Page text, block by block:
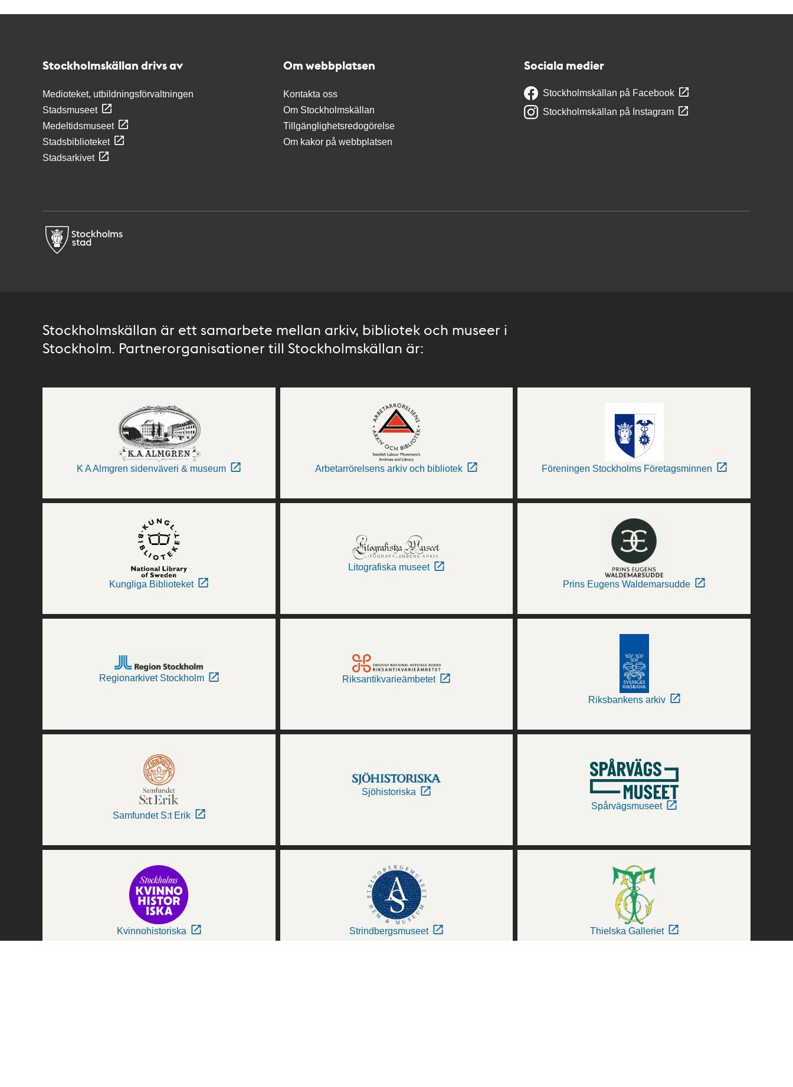
Stockholmskällan drivs av
Medioteket, utbildningsförvaltningen
Stadsmuseet
Medeltidsmuseet
Stadsbiblioteket
Stadsarkivet
Om webbplatsen
Kontakta oss
Om Stockholmskällan
Tillgänglighetsredogörelse
Om kakor på webbplatsen
Sociala medier
Stockholmskällan på Facebook
Stockholmskällan på Instagram
Stockholmskällan är ett samarbete mellan arkiv, bibliotek och museer i
Stockholm. Partnerorganisationer till Stockholmskällan är:
K A Almgren sidenväveri & museum Arbetarrörelsens arkiv och bibliotek Föreningen Stockholms Företagsminnen
Kungliga Biblioteket
Litografiska museet
Prins Eugens Waldemarsudde
Regionarkivet Stockholm Riksantikvarieämbetet
Riksbankens arkiv
Samfundet S:t Erik
Sjöhistoriska
Spårvägsmuseet
Kvinnohistoriska Strindbergsmuseet Thielska Galleriet